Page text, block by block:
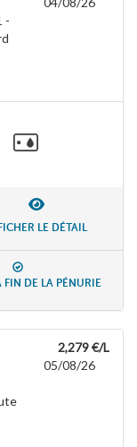
-
LE DÉTAIL
FIN DE LA PÉNURIE
2,279 €/L
05/08/26